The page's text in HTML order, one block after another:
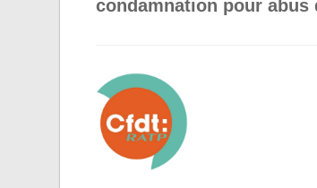
condamnation pour abus